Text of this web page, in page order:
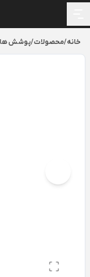
خانه/محصولات/پوشش